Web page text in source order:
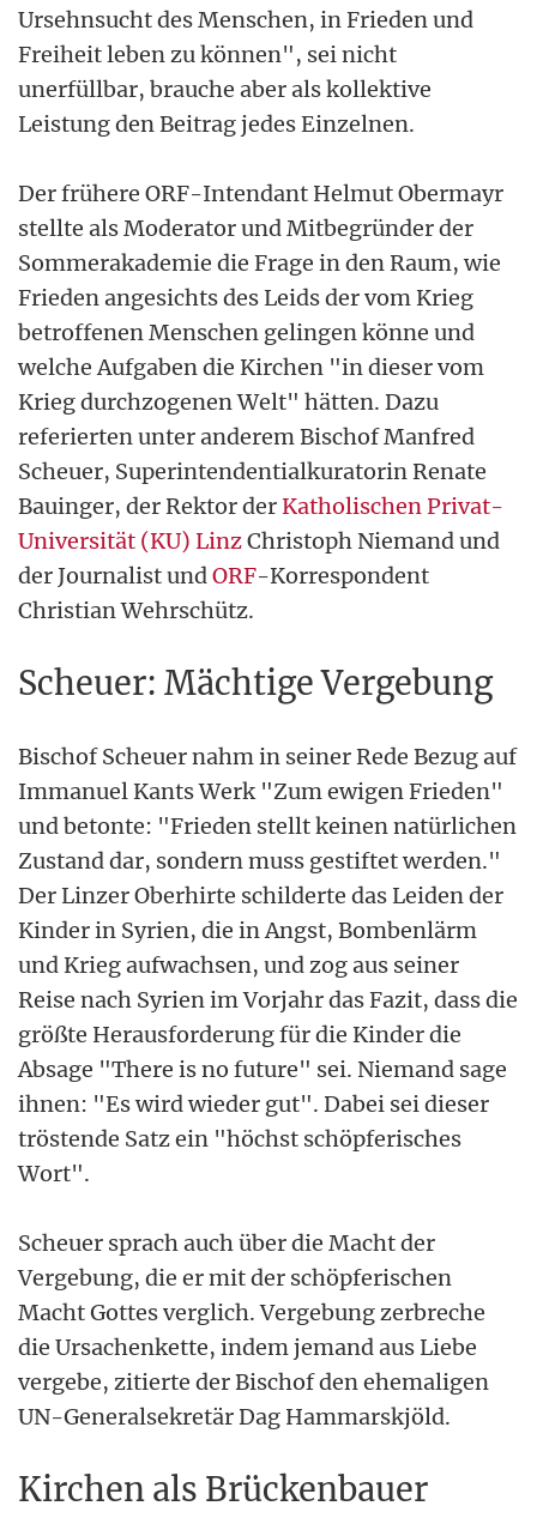
Ursehnsucht des Menschen, in Frieden und
Freiheit leben zu können", sei nicht
unerfüllbar, brauche aber als kollektive
Leistung den Beitrag jedes Einzelnen.
Der frühere ORF-Intendant Helmut Obermayr
stellte als Moderator und Mitbegründer der
Sommerakademie die Frage in den Raum, wie
Frieden angesichts des Leids der vom Krieg
betroffenen Menschen gelingen könne und
welche Aufgaben die Kirchen "in dieser vom
Krieg durchzogenen Welt" hätten. Dazu
referierten unter anderem Bischof Manfred
Scheuer, Superintendentialkuratorin Renate
Bauinger, der Rektor derKatholischen Privat-
Universität (KU) LinzChristoph Niemand und
der Journalist undORF-Korrespondent
Christian Wehrschütz.
Scheuer: Mächtige Vergebung
Bischof Scheuer nahm in seiner Rede Bezug auf
Immanuel Kants Werk "Zum ewigen Frieden"
und betonte: "Frieden stellt keinen natürlichen
Zustand dar, sondern muss gestiftet werden."
Der Linzer Oberhirte schilderte das Leiden der
Kinder in Syrien, die in Angst, Bombenlärm
und Krieg aufwachsen, und zog aus seiner
Reise nach Syrien im Vorjahr das Fazit, dass die
größte Herausforderung für die Kinder die
Absage "There is no future" sei. Niemand sage
ihnen: "Es wird wieder gut". Dabei sei dieser
tröstende Satz ein "höchst schöpferisches
Wort".
Scheuer sprach auch über die Macht der
Vergebung, die er mit der schöpferischen
Macht Gottes verglich. Vergebung zerbreche
die Ursachenkette, indem jemand aus Liebe
vergebe, zitierte der Bischof den ehemaligen
UN-Generalsekretär Dag Hammarskjöld.
Kirchen als Brückenbauer